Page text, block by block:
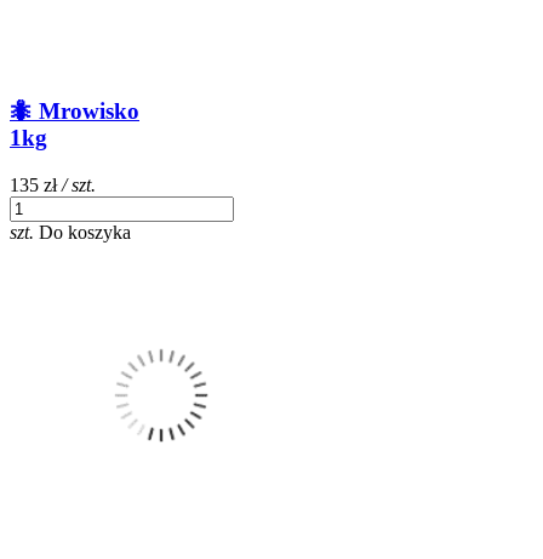
🐜 Mrowisko
1kg
135 zł / szt.
szt. Do koszyka